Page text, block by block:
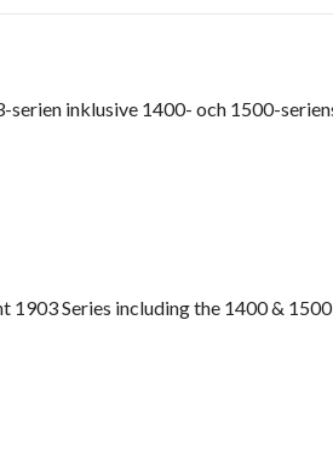
inklusive 1400- och 1500-
1903 Series including the 1400 &